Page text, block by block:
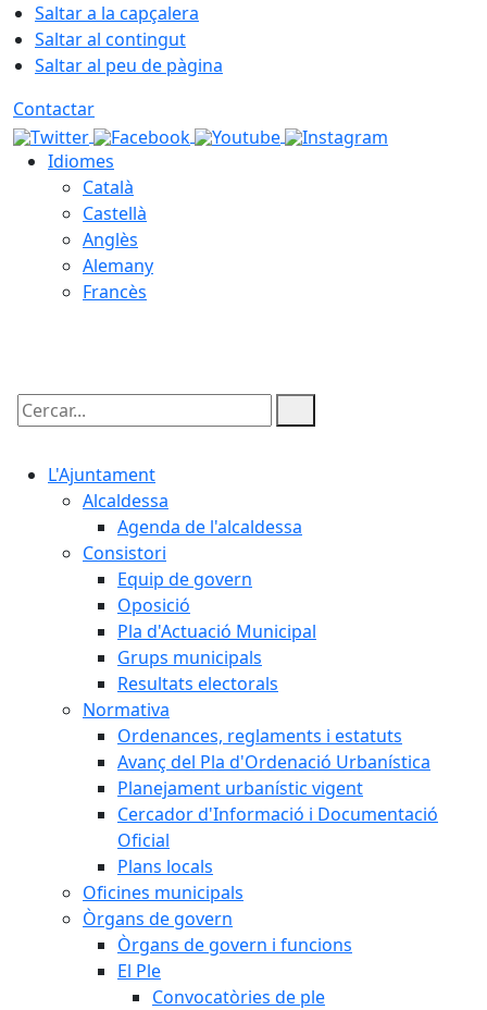
Saltar a la capçalera
Saltar al contingut
Saltar al peu de pàgina
Contactar
Idiomes
Català
Castellà
Anglès
Alemany
Francès
Cercar:
L'Ajuntament
Alcaldessa
Agenda de l'alcaldessa
Consistori
Equip de govern
Oposició
Pla d'Actuació Municipal
Grups municipals
Resultats electorals
Normativa
Ordenances, reglaments i estatuts
Avanç del Pla d'Ordenació Urbanística
Planejament urbanístic vigent
Cercador d'Informació i Documentació
Oficial
Plans locals
Oficines municipals
Òrgans de govern
Òrgans de govern i funcions
El Ple
Convocatòries de ple